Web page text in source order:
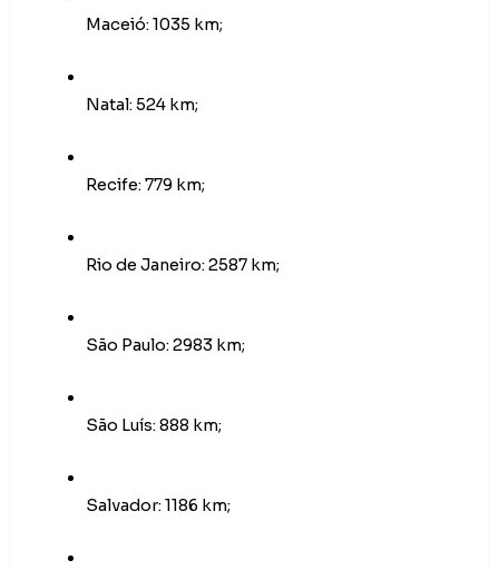
Maceió: 1035 km;
Natal: 524 km;
Recife: 779 km;
Rio de Janeiro: 2587 km;
São Paulo: 2983 km;
São Luís: 888 km;
Salvador: 1186 km;